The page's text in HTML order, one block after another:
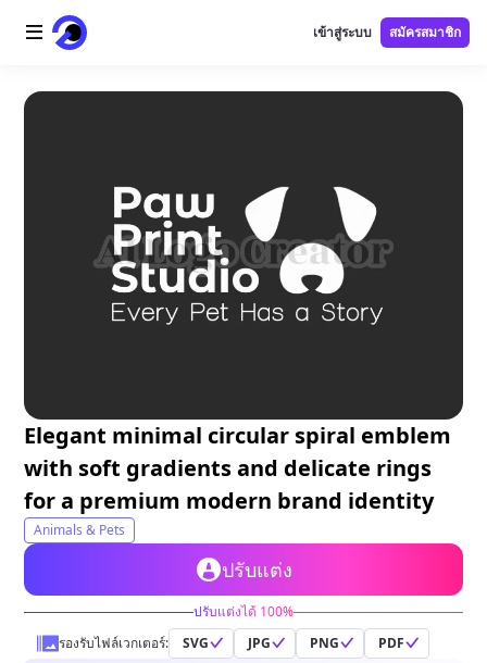
หน้าแรก
เครื่องมือ AI
เครื่องมือฟรี
เข้าสู่ระบบ สมัครสมาชิก
Elegant minimal circular spiral emblem
with soft gradients and delicate rings
for a premium modern brand identity
Animals & Pets
ปรับแต่ง
ปรับแต่งได้ 100%
รองรับไฟล์เวกเตอร์:
SVG JPG PNG PDF